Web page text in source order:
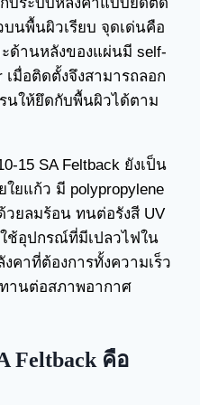
นพื้นผิวเรียบ จุดเด่นคือ
ะด้านหลังของแผ่นมี self-
เมื่อติดตั้งจึงสามารถลอก
นให้ยึดกับพื้นผิวได้ตาม
15 SA Feltback ยังเป็น
ยแก้ว มี polypropylene
วยลมร้อน ทนต่อรังสี UV
ช้อุปกรณ์ที่มีเปลวไฟใน
คาที่ต้องการทั้งความเร็ว
านต่อสภาพอากาศ
Feltback คือ